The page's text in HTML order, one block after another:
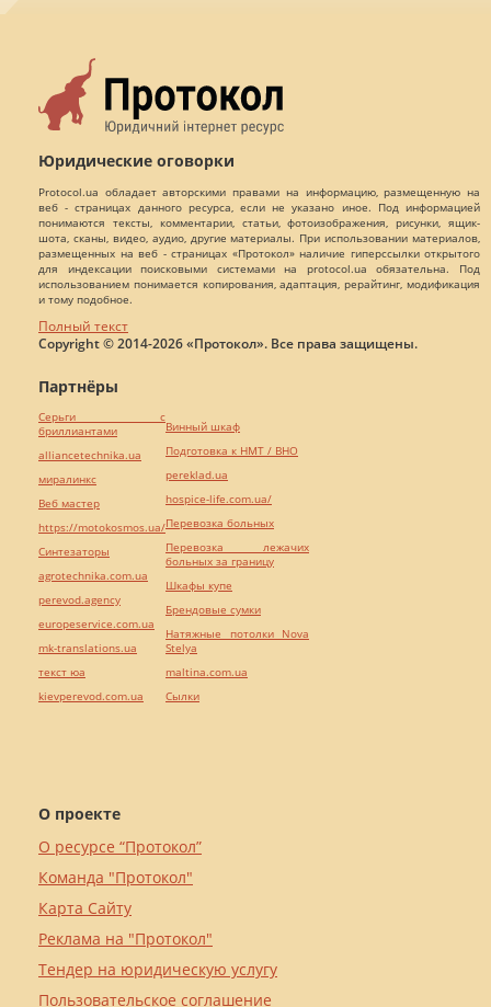
Юридические оговорки
Protocol.ua обладает авторскими правами на информацию, размещенную на
веб - страницах данного ресурса, если не указано иное. Под информацией
понимаются тексты, комментарии, статьи, фотоизображения, рисунки, ящик-
шота, сканы, видео, аудио, другие материалы. При использовании материалов,
размещенных на веб - страницах «Протокол» наличие гиперссылки открытого
для индексации поисковыми системами на protocol.ua обязательна. Под
использованием понимается копирования, адаптация, рерайтинг, модификация
и тому подобное.
Полный текст
Copyright © 2014-2026 «Протокол». Все права защищены.
О проекте
О ресурсе “Протокол”
Команда "Протокол"
Карта Сайту
Реклама на "Протокол"
Тендер на юридическую услугу
Пользовательское соглашение
Партнёры
Серьги с
бриллиантами
alliancetechnika.ua
миралинкс
Веб мастер
https://motokosmos.ua/
Синтезаторы
agrotechnika.com.ua
perevod.agency
europeservice.com.ua
mk-translations.ua
текст юа
kievperevod.com.ua
Винный шкаф
Подготовка к НМТ / ВНО
pereklad.ua
hospice-life.com.ua/
Перевозка больных
Перевозка лежачих
больных за границу
Шкафы купе
Брендовые сумки
Натяжные потолки Nova
Stelya
maltina.com.ua
Cылки